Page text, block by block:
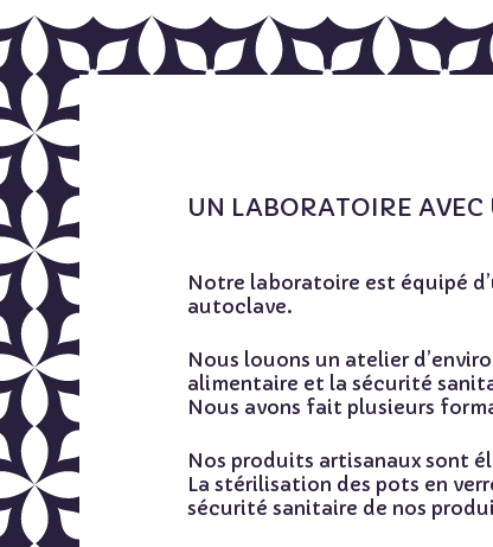
UN LABORATOIRE AVEC
Notre laboratoire est équipé
autoclave.
Nous louons un atelier
alimentaire et la sécurité
Nous avons fait plusieurs
Nos produits artisanaux sont
La stérilisation des pots en
sécurité sanitaire de nos